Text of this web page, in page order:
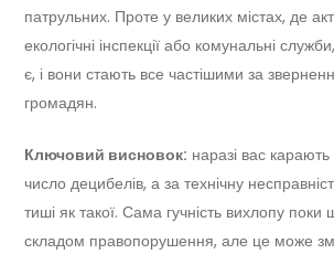
патрульних. Проте у великих містах, де
екологічні інспекції або комунальні
є, і вони стають все частішими за
громадян.
Ключовий висновок: наразі вас
число децибелів, а за технічну
тиші як такої. Сама гучність вихлопу
складом правопорушення, але це може